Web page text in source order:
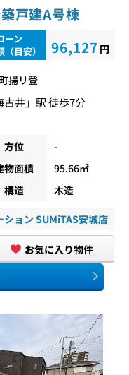
戸建A号棟
ーン
目安）
96,127 円
揚リ登
古井」駅 徒歩7分
方位
-
物面積
95.66㎡
構造 木造
ョン SUMiTAS安城店
お気に入り物件